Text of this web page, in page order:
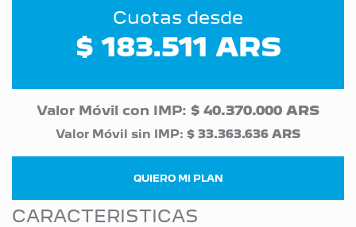
Cuotas desde
$ 183.511 ARS
Valor Móvil con IMP: $ 40.370.000 ARS
Valor Móvil sin IMP: $ 33.363.636 ARS
QUIERO MI PLAN
CARACTERISTICAS